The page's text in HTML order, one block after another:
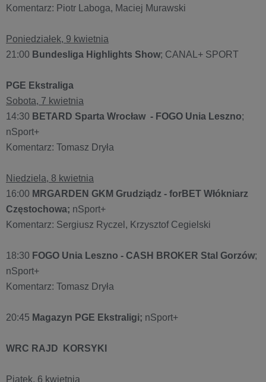
Komentarz: Piotr Laboga, Maciej Murawski
Poniedziałek, 9 kwietnia
21:00 Bundesliga Highlights Show; CANAL+ SPORT
PGE Ekstraliga
Sobota, 7 kwietnia
14:30 BETARD Sparta Wrocław - FOGO Unia Leszno;
nSport+
Komentarz: Tomasz Dryła
Niedziela, 8 kwietnia
16:00 MRGARDEN GKM Grudziądz - forBET Włókniarz
Częstochowa; nSport+
Komentarz: Sergiusz Ryczel, Krzysztof Cegielski
18:30 FOGO Unia Leszno - CASH BROKER Stal Gorzów;
nSport+
Komentarz: Tomasz Dryła
20:45 Magazyn PGE Ekstraligi; nSport+
WRC RAJD KORSYKI
Piątek, 6 kwietnia